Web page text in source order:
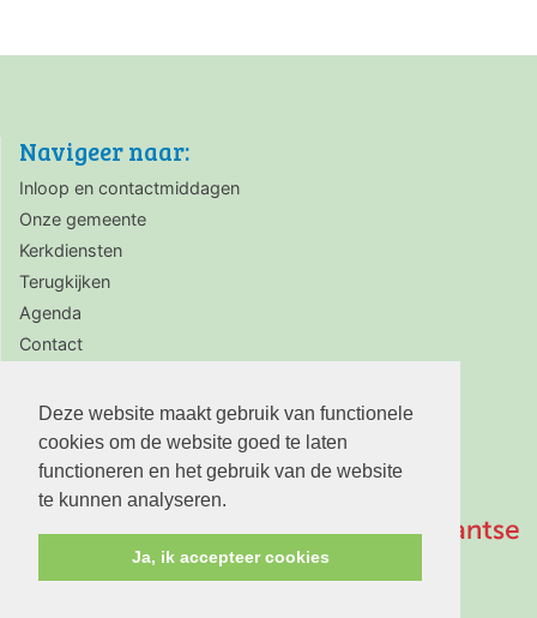
Deze website maakt gebruik van functionele
cookies om de website goed te laten
functioneren en het gebruik van de website
te kunnen analyseren.
Ja, ik accepteer cookies
Navigeer naar:
Inloop en contactmiddagen
Onze gemeente
Kerkdiensten
Terugkijken
Agenda
Contact